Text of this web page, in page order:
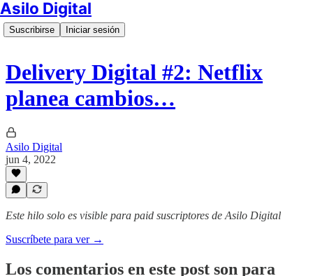
Asilo Digital
Suscribirse Iniciar sesión
Delivery Digital #2: Netflix
planea cambios…
Asilo Digital
jun 4, 2022
Este hilo solo es visible para paid suscriptores de Asilo Digital
Suscríbete para ver →
Los comentarios en este post son para